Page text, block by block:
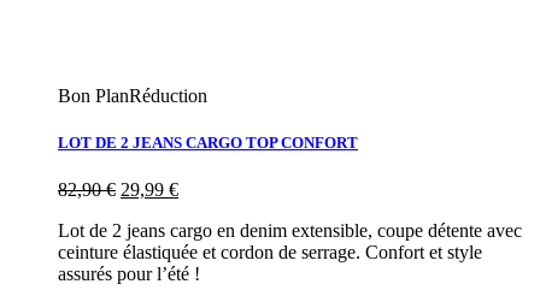
Bon PlanRéduction
LOT DE 2 JEANS CARGO TOP CONFORT
82,90€ 29,99 €
Lot de 2 jeans cargo en denim extensible, coupe détente avec
ceinture élastiquée et cordon de serrage. Confort et style
assurés pour l’été !